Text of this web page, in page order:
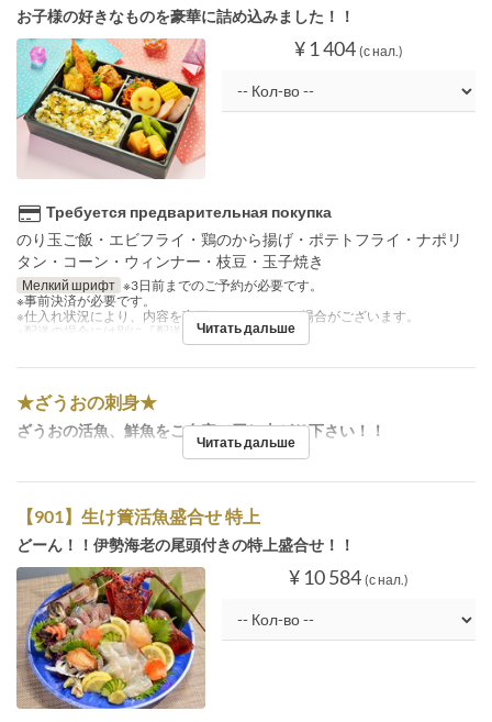
お子様の好きなものを豪華に詰め込みました！！
¥ 1 404 (с нал.)
Требуется предварительная покупка
のり玉ご飯・エビフライ・鶏のから揚げ・ポテトフライ・ナポリ
タン・コーン・ウィンナー・枝豆・玉子焼き
Мелкий шрифт ※3日前までのご予約が必要です。
※事前決済が必要です。
※仕入れ状況により、内容を変更させていただく場合がございます。
※配送の場合には別に『配送料』を注文下さい。
Читать дальше
★ざうおの刺身★
ざうおの活魚、鮮魚をご自宅で召し上がり下さい！！
Читать дальше
【901】生け簀活魚盛合せ 特上
どーん！！伊勢海老の尾頭付きの特上盛合せ！！
¥ 10 584 (с нал.)